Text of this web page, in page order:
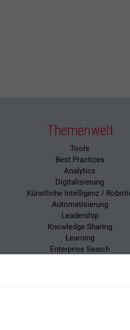
Themenwelt
Tools
Best Practices
Analytics
Digitalisierung
Künstliche Intelligenz /
Automatisierung
Leadership
Knowledge Sharing
Learning
Enterprise Search